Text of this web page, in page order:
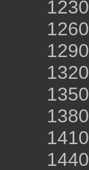
1230
1260
1290
1320
1350
1380
1410
1440